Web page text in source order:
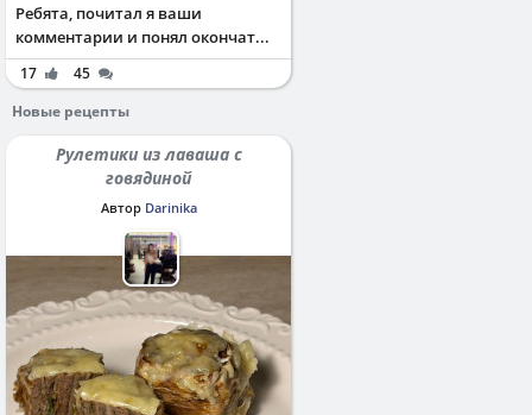
Ребята, почитал я ваши
комментарии и понял окончат...
17
45
Новые рецепты
Рулетики из лаваша с
говядиной
Автор Darinika